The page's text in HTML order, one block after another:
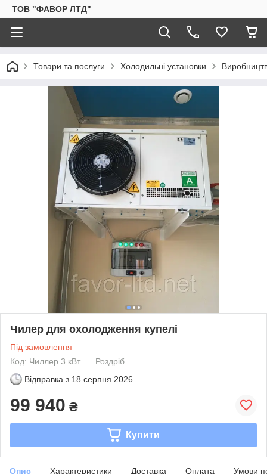
ТОВ "ФАВОР ЛТД"
Товари та послуги Холодильні установки
Чилер для охолодження купелі
Під замовлення
Код: Чиллер 3 кВт
Роздріб
Відправка з 18 серпня 2026
99 940 ₴
Купити
Опис Характеристики Доставка Оплата Умови